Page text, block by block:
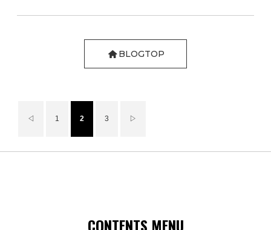
BLOGTOP
◁ 1 2 3 ▷
CONTENTS MENU